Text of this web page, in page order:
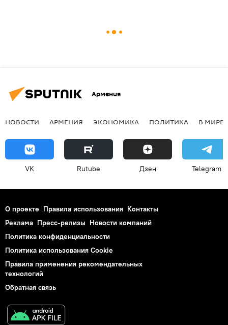
Армения
НОВОСТИ АРМЕНИЯ ЭКОНОМИКА ПОЛИТИКА В МИРЕ
VK Rutube Дзен Telegram
О проекте Правила использования Контакты
Реклама Пресс-релизы Новости компаний
Политика конфиденциальности
Политика использования Cookie
Правила применения рекомендательных
технологий
Обратная связь